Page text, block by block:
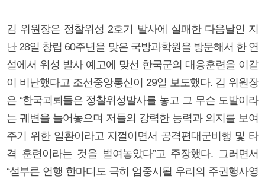
김 위원장은 정찰위성 2호기 발사에 실패한 다음날인 지
난 28일 창립 60주년을 맞은 국방과학원을 방문해서 한 연
설에서 위성 발사 예고에 맞선 한국군의 대응훈련을 이같
이 비난했다고 조선중앙통신이 29일 보도했다. 김 위원장
은 “한국괴뢰들은 정찰위성발사를 놓고 그 무슨 도발이라
는 궤변을 늘어놓으며 저들의 강력한 능력과 의지를 보여
주기 위한 일환이라고 지껄이면서 공격편대군비행 및 타
격 훈련이라는 것을 벌여놓았다”고 주장했다. 그러면서
“섣부른 언행 한마디도 극히 엄중시될 우리의 주권행사영